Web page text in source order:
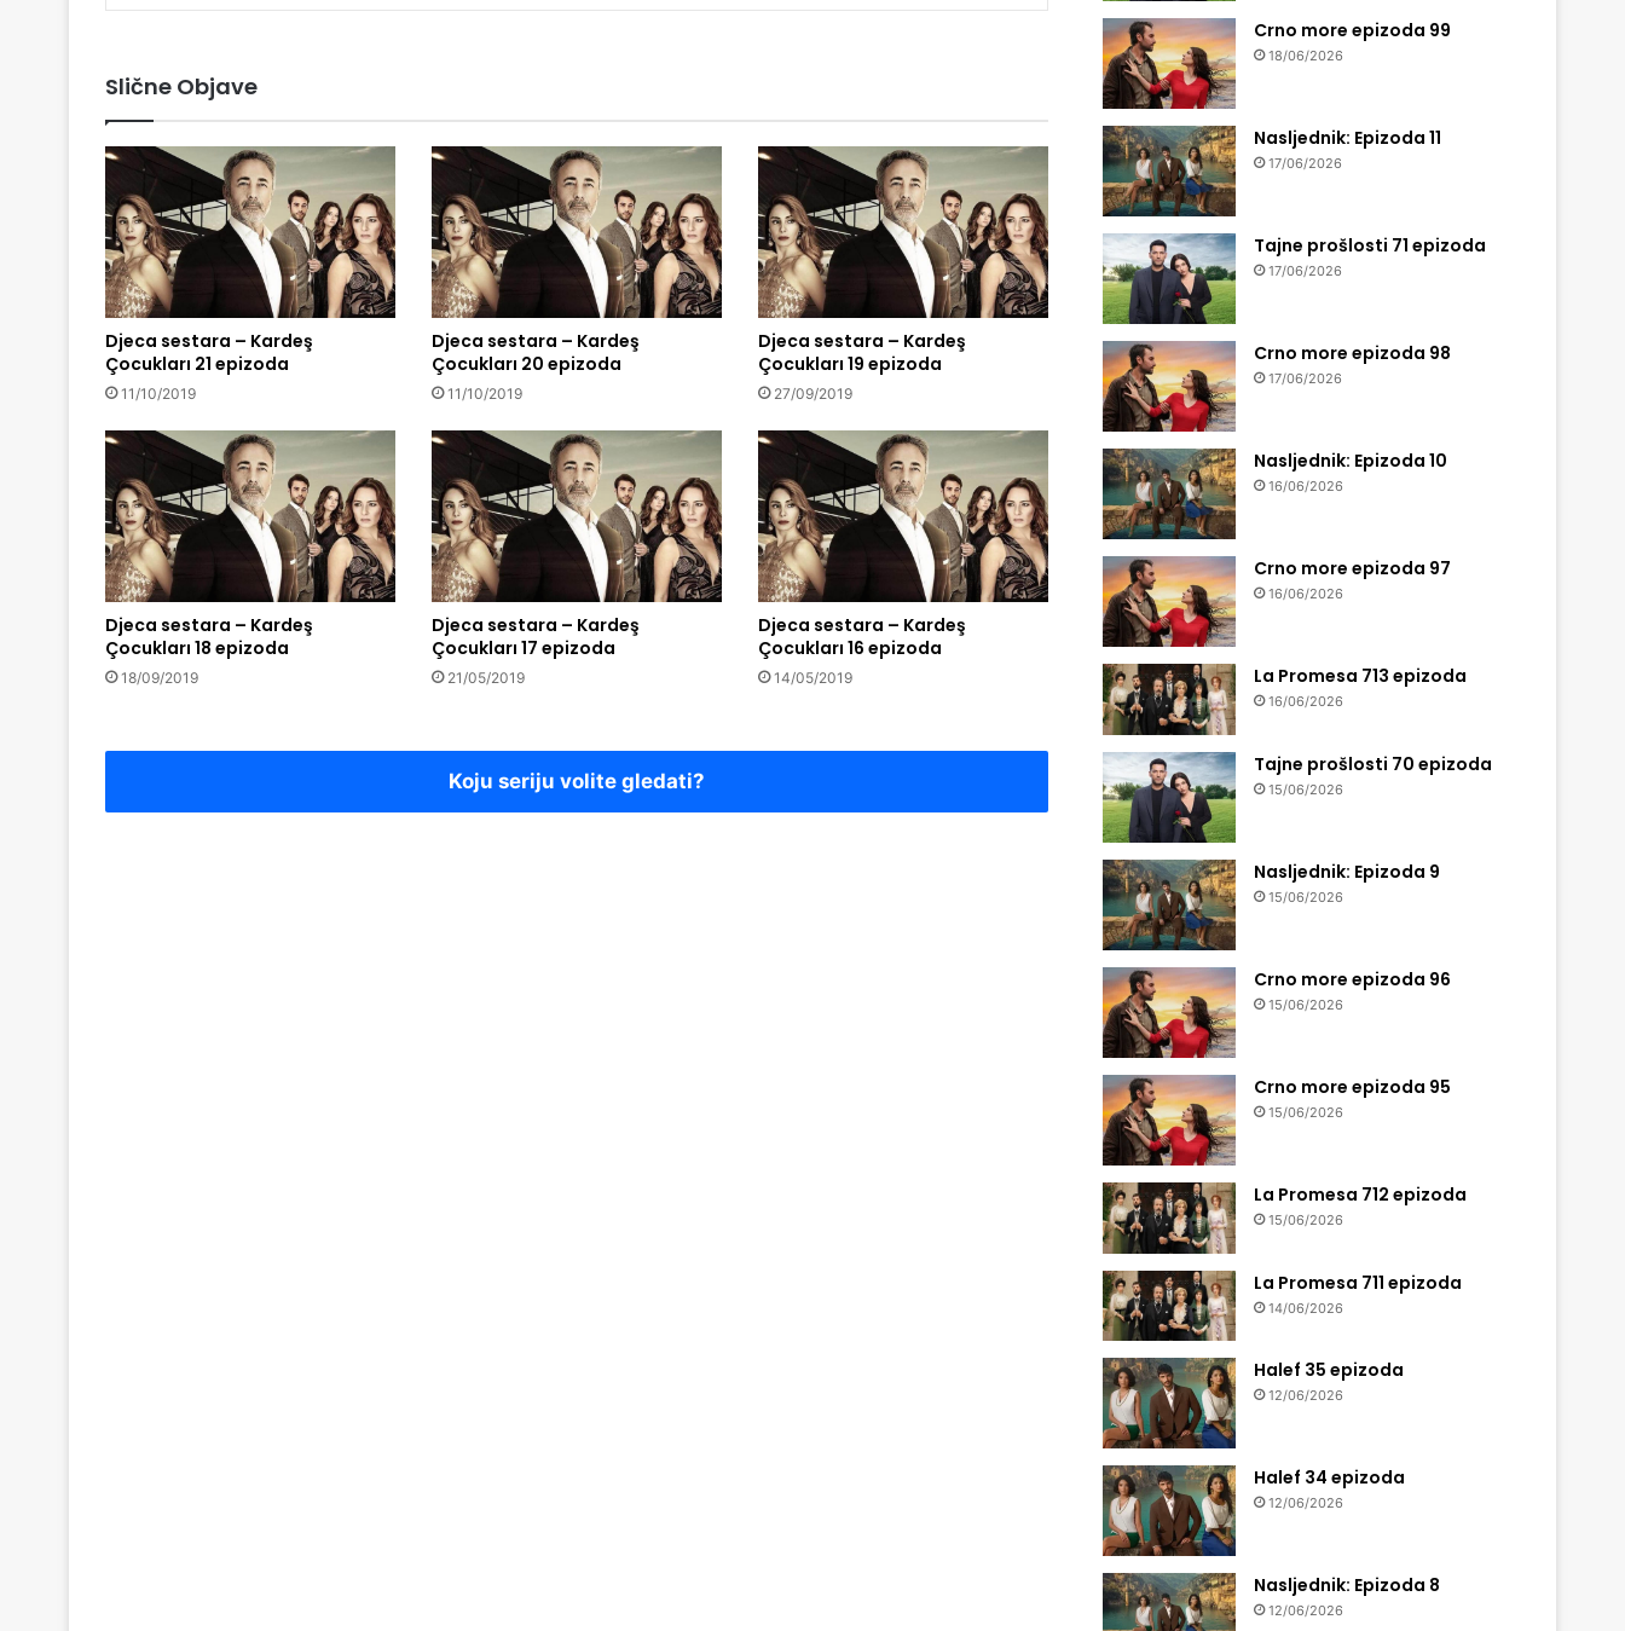
Slične Objave
Djeca sestara – Kardeş
Çocukları 21 epizoda
11/10/2019
Djeca sestara – Kardeş
Çocukları 20 epizoda
11/10/2019
Djeca sestara – Kardeş
Çocukları 19 epizoda
27/09/2019
Djeca sestara – Kardeş
Çocukları 18 epizoda
18/09/2019
Djeca sestara – Kardeş
Çocukları 17 epizoda
21/05/2019
Djeca sestara – Kardeş
Çocukları 16 epizoda
14/05/2019
Koju seriju volite gledati?
Crno more epizoda 99
18/06/2026
Nasljednik: Epizoda 11
17/06/2026
Tajne prošlosti 71 epizoda
17/06/2026
Crno more epizoda 98
17/06/2026
Nasljednik: Epizoda 10
16/06/2026
Crno more epizoda 97
16/06/2026
La Promesa 713 epizoda
16/06/2026
Tajne prošlosti 70 epizoda
15/06/2026
Nasljednik: Epizoda 9
15/06/2026
Crno more epizoda 96
15/06/2026
Crno more epizoda 95
15/06/2026
La Promesa 712 epizoda
15/06/2026
La Promesa 711 epizoda
14/06/2026
Halef 35 epizoda
12/06/2026
Halef 34 epizoda
12/06/2026
Nasljednik: Epizoda 8
12/06/2026